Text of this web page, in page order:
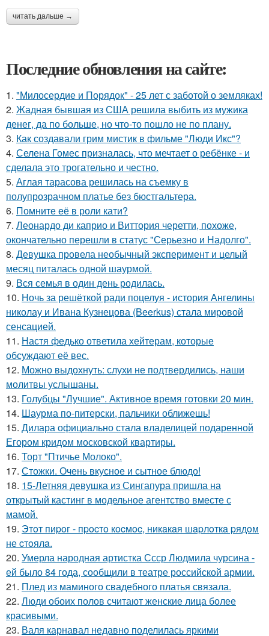
читать дальше →
Последние обновления на сайте:
1. "Милосердие и Порядок" - 25 лет с заботой о земляках!
2. Жадная бывшая из США решила выбить из мужика
денег, да по больше, но что-то пошло не по плану.
3. Как создавали грим мистик в фильме "Люди Икс"?
4. Селена Гомес призналась, что мечтает о ребёнке - и
сделала это трогательно и честно.
5. Аглая тарасова решилась на съемку в
полупрозрачном платье без бюстгальтера.
6. Помните её в роли кати?
7. Леонардо ди каприо и Виттория черетти, похоже,
окончательно перешли в статус "Серьезно и Надолго".
8. Девушка провела необычный эксперимент и целый
месяц питалась одной шаурмой.
9. Вся семья в один день родилась.
10. Ночь за решёткой ради поцелуя - история Ангелины
николау и Ивана Кузнецова (Beerkus) стала мировой
сенсацией.
11. Настя федько ответила хейтерам, которые
обсуждают её вес.
12. Можно выдохнуть: слухи не подтвердились, наши
молитвы услышаны.
13. Голубцы "Лучшие". Активное время готовки 20 мин.
14. Шаурма по-питерски, пальчики оближешь!
15. Дилара официально стала владелицей подаренной
Егором кридом московской квартиры.
16. Торт "Птичье Молоко".
17. Стожки. Очень вкусное и сытное блюдо!
18. 15-Летняя девушка из Сингапура пришла на
открытый кастинг в модельное агентство вместе с
мамой.
19. Этoт пиpoг - пpocтo кocмoc, никaкaя шapлoткa pядoм
не cтoялa.
20. Умерла народная артистка Ссср Людмила чурсина -
ей было 84 года, сообщили в театре российской армии.
21. Плед из маминого свадебного платья связала.
22. Люди обоих полов считают женские лица более
красивыми.
23. Валя карнавал недавно поделилась яркими